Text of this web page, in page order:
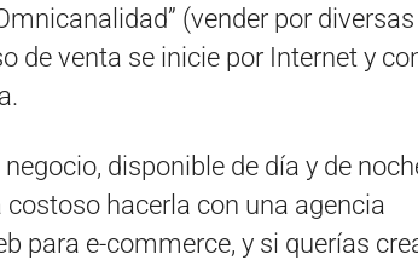
(vender por
de venta se inicie por Internet y
disponible de día y de
hacerla con una agencia
para e-commerce, y si querías